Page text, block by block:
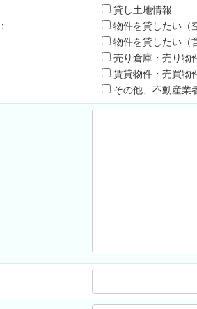
：
貸し土地情報
物件を貸したい（
物件を貸したい（
売り倉庫・売り物
賃貸物件・売買物
その他、不動産業